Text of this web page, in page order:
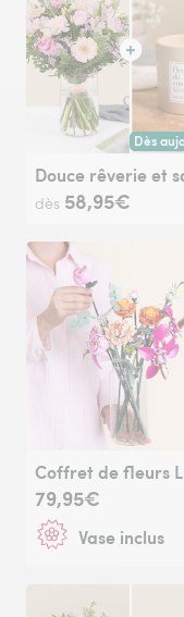
Dès
dès 58,95€
79,95€
Vase inclus